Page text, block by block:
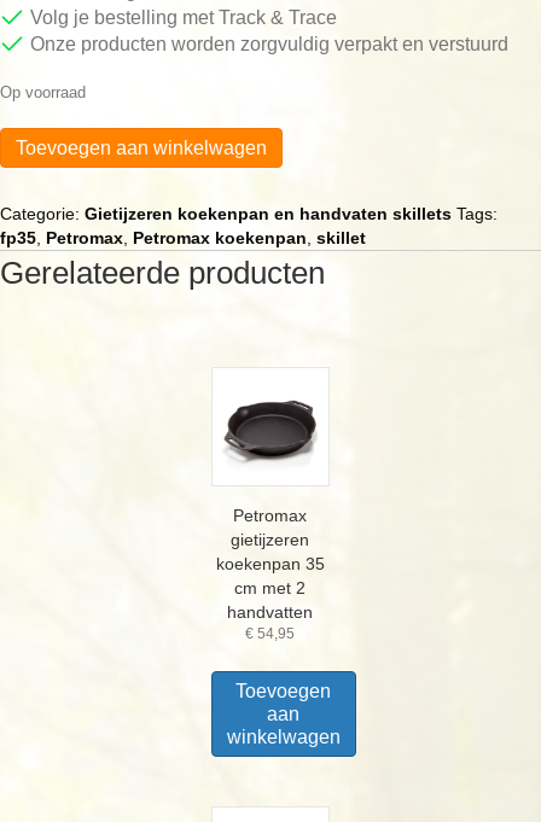
Volg je bestelling met Track & Trace
Onze producten worden zorgvuldig verpakt en verstuurd
Op voorraad
Petromax
skillet
aantal
Toevoegen aan winkelwagen
Categorie: Gietijzeren koekenpan en handvaten skillets Tags:
fp35 Petromax Petromax koekenpan skillet
Gerelateerde producten
Petromax
gietijzeren
koekenpan 35
cm met 2
handvatten
€ 54,95
Toevoegen
aan
winkelwagen